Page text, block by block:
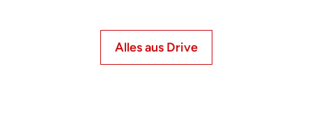
Alles aus Drive